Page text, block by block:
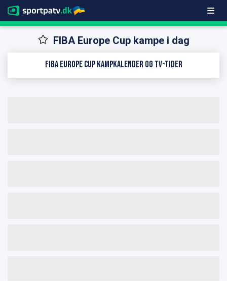
FIBA Europe Cup kampe i dag
FIBA Europe Cup kampkalender og TV-tider